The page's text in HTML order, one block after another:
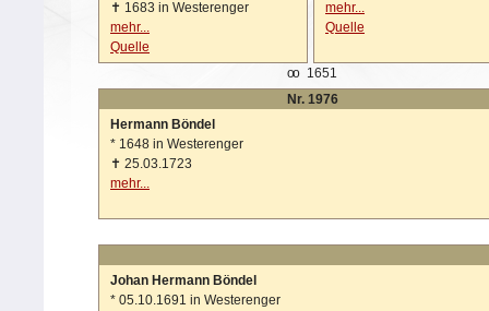
✝ 1683 in Westerenger
mehr...
Quelle
mehr...
Quelle
oo
1651
Nr. 1976
Hermann Böndel
* 1648 in Westerenger
✝ 25.03.1723
mehr...
Johan Hermann Böndel
* 05.10.1691 in Westerenger